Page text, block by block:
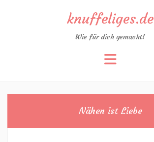
knuffeliges.de
Wie für dich gemacht!
Nähen ist Liebe